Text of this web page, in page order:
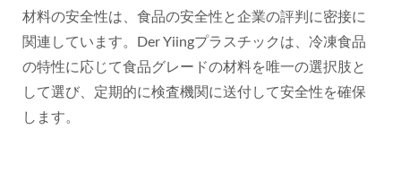
材料の安全性は、食品の安全性と企業の評判に密接に
関連しています。Der Yiingプラスチックは、冷凍食品
の特性に応じて食品グレードの材料を唯一の選択肢と
して選び、定期的に検査機関に送付して安全性を確保
します。